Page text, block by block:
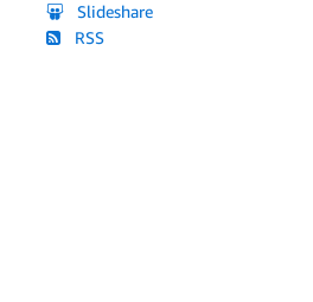
Slideshare
RSS